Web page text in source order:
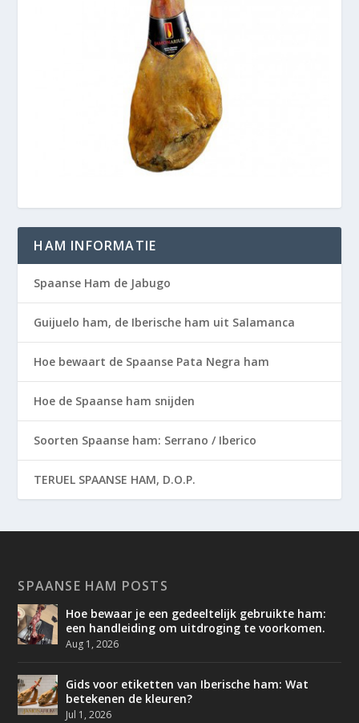
HAM INFORMATIE
Spaanse Ham de Jabugo
Guijuelo ham, de Iberische ham uit Salamanca
Hoe bewaart de Spaanse Pata Negra ham
Hoe de Spaanse ham snijden
Soorten Spaanse ham: Serrano / Iberico
TERUEL SPAANSE HAM, D.O.P.
SPAANSE HAM POSTS
Hoe bewaar je een gedeeltelijk gebruikte ham:
een handleiding om uitdroging te voorkomen.
Aug 1, 2026
Gids voor etiketten van Iberische ham: Wat
betekenen de kleuren?
Jul 1, 2026